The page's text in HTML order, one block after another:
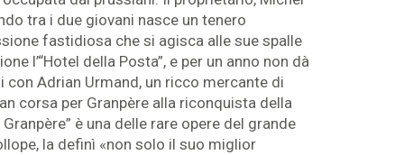
tra i due giovani nasce un tenero
fastidiosa che si agisca alle sue spalle
l’“Hotel della Posta”, e per un anno non dà
Adrian Urmand, un ricco mercante di
corsa per Granpère alla riconquista della
è una delle rare opere del grande
la definì «non solo il suo miglior